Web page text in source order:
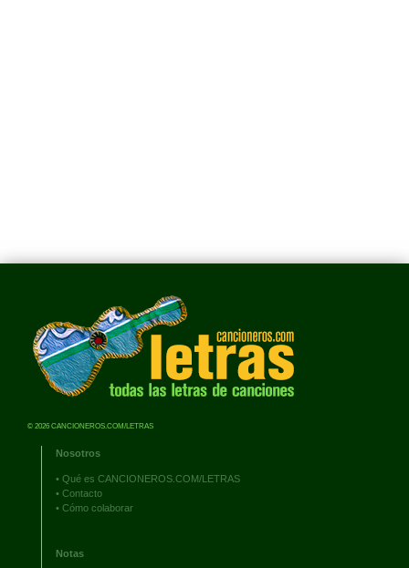
© 2026 CANCIONEROS.COM/LETRAS
Nosotros
• Qué es CANCIONEROS.COM/LETRAS
• Contacto
• Cómo colaborar
Notas